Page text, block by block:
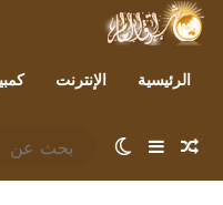
الرئيسية الإنترنت
مقال عشوائي
إضافة عمود جانبي
الوضع المظلم